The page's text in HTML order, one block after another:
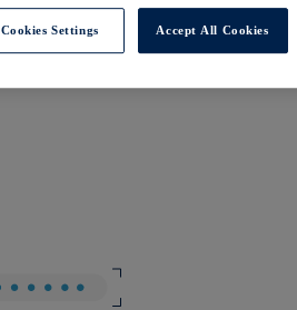
Cookies Settings Accept All Cookies